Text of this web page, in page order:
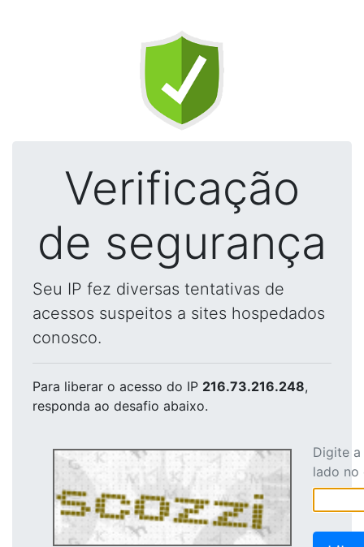
Verificação
de segurança
Seu IP fez diversas tentativas de
acessos suspeitos a sites hospedados
conosco.
Para liberar o acesso do IP 216.73.216.248,
responda ao desafio abaixo.
Digite
lado no